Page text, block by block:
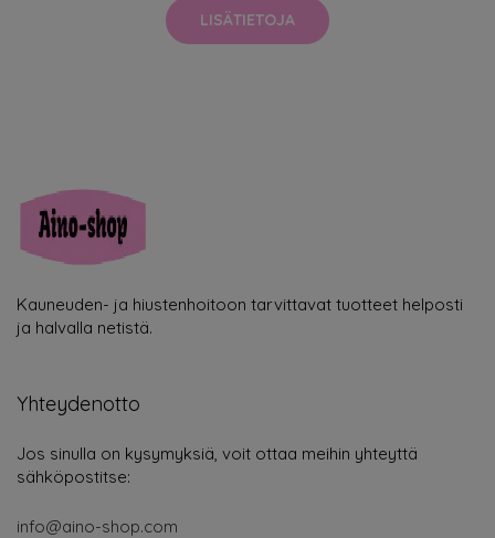
LISÄTIETOJA
Kauneuden- ja hiustenhoitoon tarvittavat tuotteet helposti
ja halvalla netistä.
Yhteydenotto
Jos sinulla on kysymyksiä, voit ottaa meihin yhteyttä
sähköpostitse:
info@aino-shop.com